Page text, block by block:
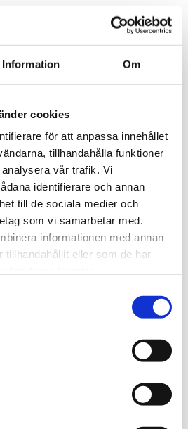
Information Om
cookies
för att anpassa innehållet
tillhandahålla funktioner
vår trafik. Vi
identifierare och annan
till de sociala medier och
som vi samarbetar med.
informationen med annan
tillhandahållit eller som de har